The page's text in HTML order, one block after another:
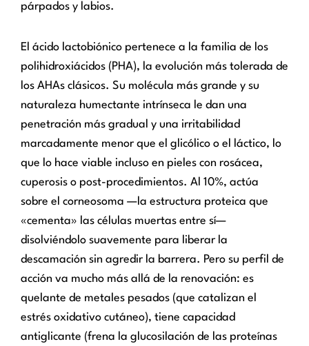
párpados y labios.
El ácido lactobiónico pertenece a la familia de los
polihidroxiácidos (PHA), la evolución más tolerada de
los AHAs clásicos. Su molécula más grande y su
naturaleza humectante intrínseca le dan una
penetración más gradual y una irritabilidad
marcadamente menor que el glicólico o el láctico, lo
que lo hace viable incluso en pieles con rosácea,
cuperosis o post-procedimientos. Al 10%, actúa
sobre el corneosoma —la estructura proteica que
«cementa» las células muertas entre sí—
disolviéndolo suavemente para liberar la
descamación sin agredir la barrera. Pero su perfil de
acción va mucho más allá de la renovación: es
quelante de metales pesados (que catalizan el
estrés oxidativo cutáneo), tiene capacidad
antiglicante (frena la glucosilación de las proteínas